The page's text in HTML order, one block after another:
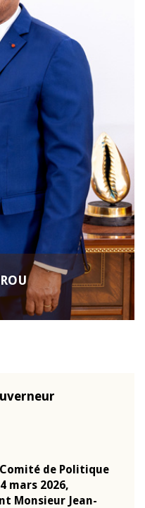
de Politique
mars 2026,
Monsieur Jean-